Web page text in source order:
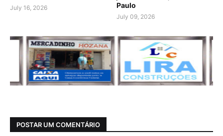
July 16, 2026
Paulo
July 09, 2026
POSTAR UM COMENTÁRIO